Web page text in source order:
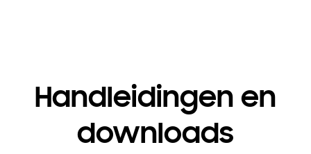
Handleidingen en
downloads